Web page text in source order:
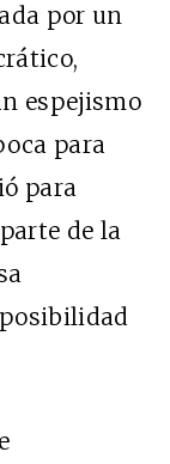
por un
espejismo
para
para
de la